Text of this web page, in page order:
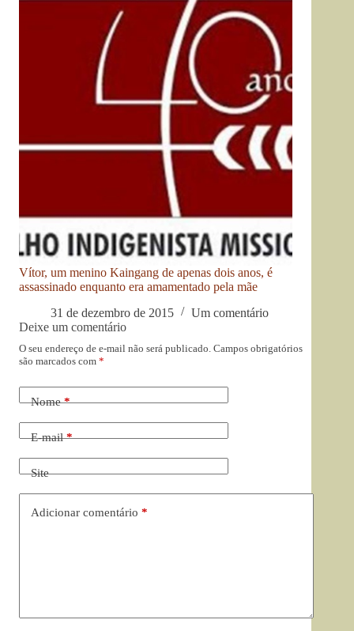
Vítor, um menino Kaingang de apenas dois anos, é
assassinado enquanto era amamentado pela mãe
31 de dezembro de 2015
Um comentário
Deixe um comentário
O seu endereço de e-mail não será publicado. Campos obrigatórios
são marcados com *
Nome*
E-mail*
Site
Adicionar comentário *